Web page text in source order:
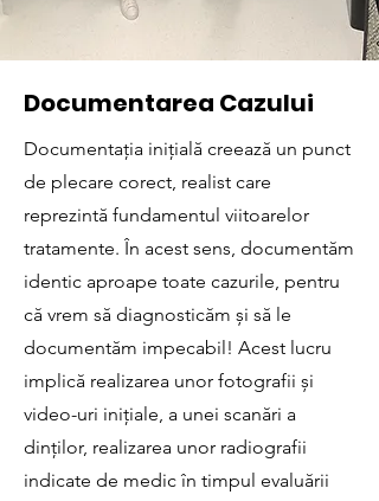
Documentarea Cazului
Documentația inițială creează un punct
de plecare corect, realist care
reprezintă fundamentul viitoarelor
tratamente. În acest sens, documentăm
identic aproape toate cazurile, pentru
că vrem să diagnosticăm și să le
documentăm impecabil! Acest lucru
implică realizarea unor fotografii și
video-uri inițiale, a unei scanări a
dinților, realizarea unor radiografii
indicate de medic în timpul evaluării